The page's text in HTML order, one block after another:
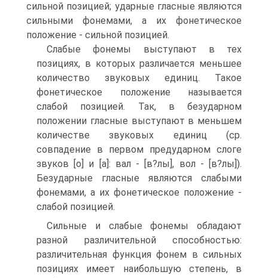
сильной позицией; ударные гласные являются
сильными фонемами, а их фонетическое
положение - сильной позицией.
Слабые фонемы выступают в тех
позициях, в которых различается меньшее
количество звуковых единиц. Такое
фонетическое положение называется
слабой позицией. Так, в безударном
положении гласные выступают в меньшем
количестве звуковых единиц (ср.
совпадение в первом предударном слоге
звуков [о] и [а]: вал - [в?лы], вол - [в?лы]).
Безударные гласные являются слабыми
фонемами, а их фонетическое положение -
слабой позицией.
Сильные и слабые фонемы обладают
разной различительной способностью:
различительная функция фонем в сильных
позициях имеет наибольшую степень, в